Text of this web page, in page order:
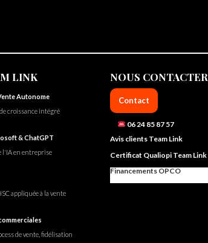
LINK
Autonome
croissance intégré
& ChatGPT
l'IA en entreprise
appliquée à la vente
de vente, fidélisation
NOUS CONTACTER
Contact
06 24 85 87 57
Avis clients Team Link
Certificat Qualiopi Team Link
Financements OPCO